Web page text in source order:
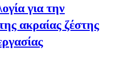
για την
ακραίας ζέστης